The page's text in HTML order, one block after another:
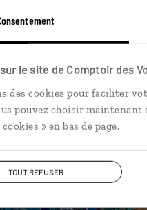
le site de Comptoir des
des cookies pour faciliter
pouvez choisir maintenant
» en bas de page.
TOUT REFUSER